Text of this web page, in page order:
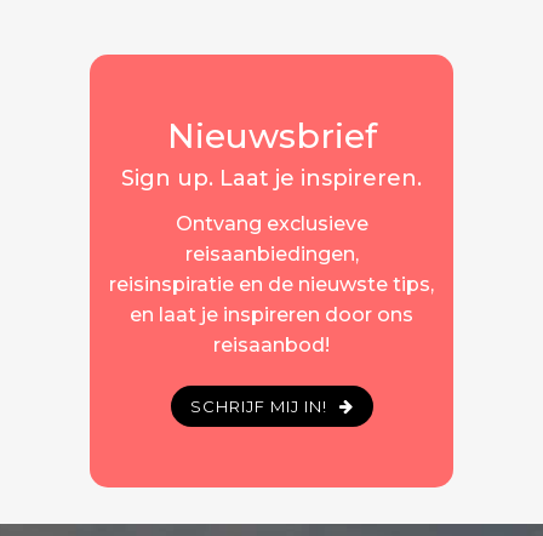
Nieuwsbrief
Sign up. Laat je inspireren.
Ontvang exclusieve
reisaanbiedingen,
reisinspiratie en de nieuwste tips,
en laat je inspireren door ons
reisaanbod!
SCHRIJF MIJ IN!